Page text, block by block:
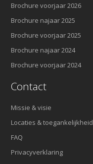
Brochure voorjaar 2026
Brochure najaar 2025
Brochure voorjaar 2025
Brochure najaar 2024
Brochure voorjaar 2024
Contact
Missie & visie
Locaties & toegankelijkheid
FAQ
Privacyverklaring